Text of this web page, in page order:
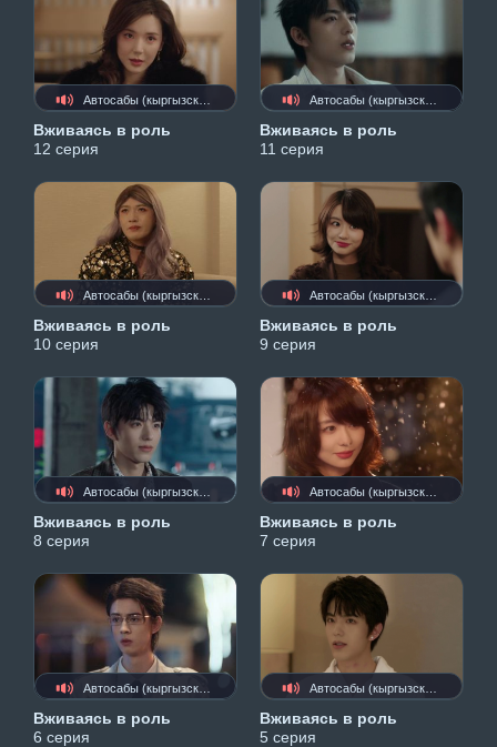
Автосабы (кыргызские)
Вживаясь в роль
12 серия
Автосабы (кыргызские)
Вживаясь в роль
11 серия
Автосабы (кыргызские)
Вживаясь в роль
10 серия
Автосабы (кыргызские)
Вживаясь в роль
9 серия
Автосабы (кыргызские)
Вживаясь в роль
8 серия
Автосабы (кыргызские)
Вживаясь в роль
7 серия
Автосабы (кыргызские)
Вживаясь в роль
6 серия
Автосабы (кыргызские)
Вживаясь в роль
5 серия